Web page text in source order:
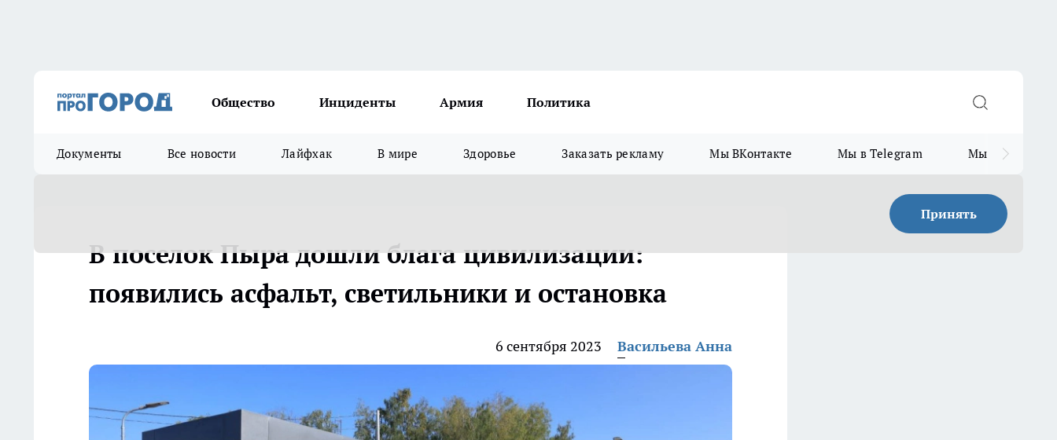
Общество Инциденты Армия Политика
Документы Все новости Лайфхак В мире Здоровье Заказать рекламу Мы ВКонтакте Мы в Telegram Мы в MAX
Принять
В поселок Пыра дошли блага цивилизации:
появились асфальт, светильники и остановка
6 сентября 2023 Васильева Анна